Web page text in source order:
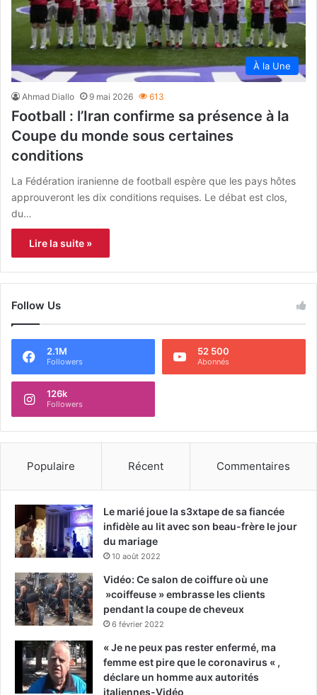
À la Une
Ahmad Diallo 9 mai 2026 613
Football : l’Iran confirme sa présence à la
Coupe du monde sous certaines
conditions
La Fédération iranienne de football espère que les pays hôtes
approuveront les dix conditions requises. Le débat est clos,
du…
Lire la suite »
Follow Us
2.1M
Followers
52 500
Abonnés
126k
Followers
Populaire Récent Commentaires
Le marié joue la s3xtape de sa fiancée
infidèle au lit avec son beau-frère le jour
du mariage
10 août 2022
Vidéo: Ce salon de coiffure où une
»coiffeuse » embrasse les clients
pendant la coupe de cheveux
6 février 2022
« Je ne peux pas rester enfermé, ma
femme est pire que le coronavirus « ,
déclare un homme aux autorités
italiennes-Vidéo